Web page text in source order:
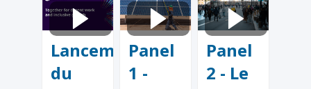
Lancement
du
Panel
1 -
Panel
2 - Le